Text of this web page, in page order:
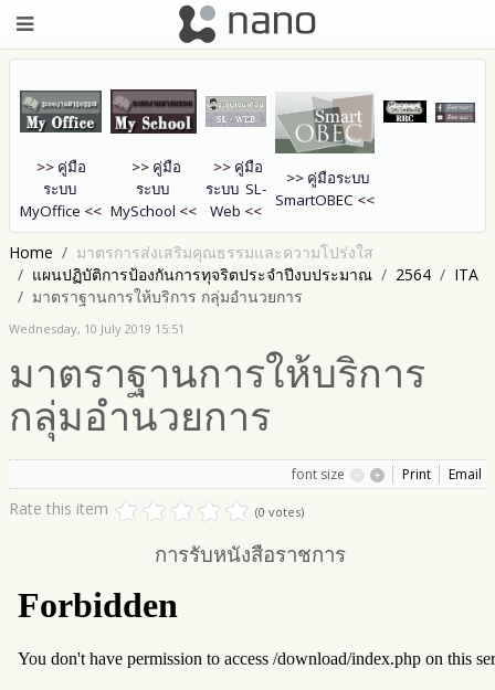
>> คู่มือ
ระบบ
MyOffice <<
>> คู่มือ
ระบบ
MySchool <<
>> คู่มือ
ระบบ SL-
Web <<
>> คู่มือระบบ
SmartOBEC <<
Home
มาตรการส่งเสริมคุณธรรมและความโปร่งใส
แผนปฏิบัติการป้องกันการทุจริตประจำปีงบประมาณ
2564
ITA
มาตราฐานการให้บริการ กลุ่มอำนวยการ
Wednesday, 10 July 2019 15:51
มาตราฐานการให้บริการ
กลุ่มอำนวยการ
font size Print Email
Rate this item (0 votes)
การรับหนังสือราชการ